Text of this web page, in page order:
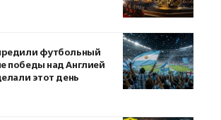
футбольный
победы над Англией
этот день